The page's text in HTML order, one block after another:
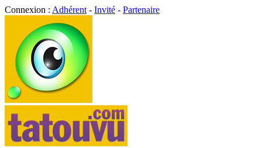
Connexion : Adhérent - Invité - Partenaire